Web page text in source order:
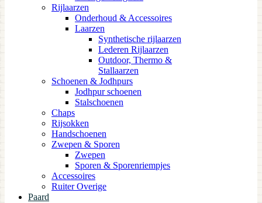
Rijlaarzen
Onderhoud & Accessoires
Laarzen
Synthetische rijlaarzen
Lederen Rijlaarzen
Outdoor, Thermo &
Stallaarzen
Schoenen & Jodhpurs
Jodhpur schoenen
Stalschoenen
Chaps
Rijsokken
Handschoenen
Zwepen & Sporen
Zwepen
Sporen & Sporenriempjes
Accessoires
Ruiter Overige
Paard